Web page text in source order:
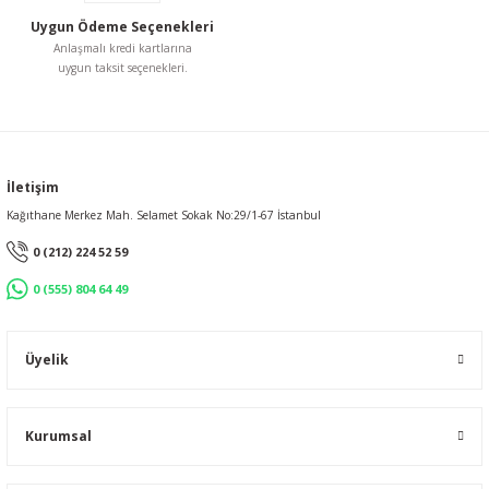
Uygun Ödeme Seçenekleri
Anlaşmalı kredi kartlarına
uygun taksit seçenekleri.
İletişim
Kağıthane Merkez Mah. Selamet Sokak No:29/1-67 İstanbul
0 (212) 224 52 59
0 (555) 804 64 49
Üyelik
Kurumsal